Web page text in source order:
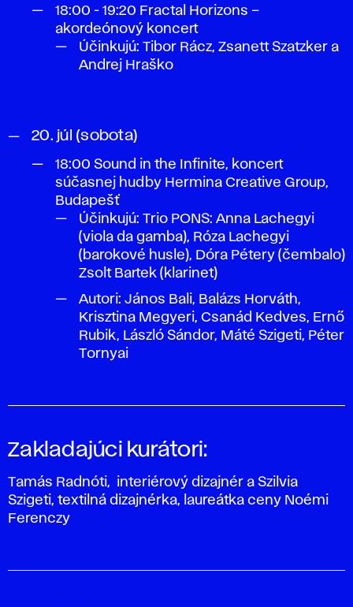
18:00 - 19:20 Fractal Horizons –
akordeónový koncert
Účinkujú: Tibor Rácz, Zsanett Szatzker a
Andrej Hraško
20. júl (sobota)
18:00 Sound in the Infinite, koncert
súčasnej hudby Hermina Creative Group,
Budapešť
Účinkujú: Trio PONS: Anna Lachegyi
(viola da gamba), Róza Lachegyi
(barokové husle), Dóra Pétery (čembalo)
Zsolt Bartek (klarinet)
Autori: János Bali, Balázs Horváth,
Krisztina Megyeri, Csanád Kedves, Ernő
Rubik, László Sándor, Máté Szigeti, Péter
Tornyai
Zakladajúci kurátori:
Tamás Radnóti, interiérový dizajnér a Szilvia
Szigeti, textilná dizajnérka, laureátka ceny Noémi
Ferenczy